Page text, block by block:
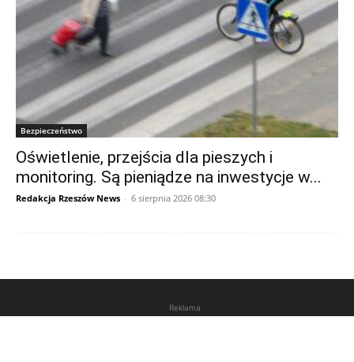
Bezpieczeństwo
Oświetlenie, przejścia dla pieszych i
monitoring. Są pieniądze na inwestycje w...
Redakcja Rzeszów News - 6 sierpnia 2026 08:30
Reklama